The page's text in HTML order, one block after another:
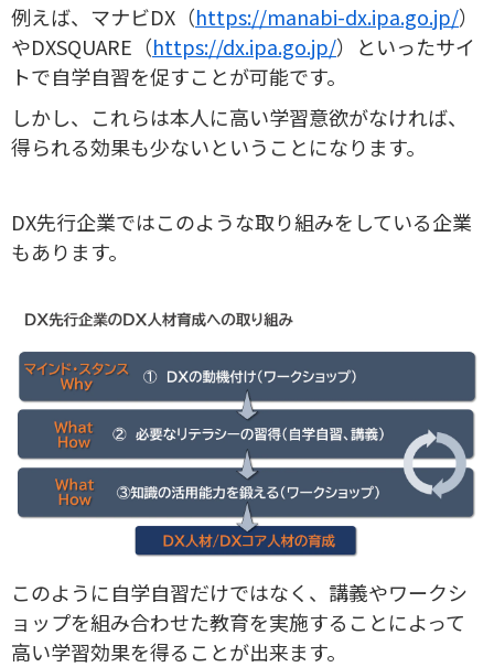
例えば、マナビDX（https://manabi-dx.ipa.go.jp/）
やDXSQUARE（https://dx.ipa.go.jp/）といったサイ
トで自学自習を促すことが可能です。
しかし、これらは本人に高い学習意欲がなければ、
得られる効果も少ないということになります。
DX先行企業ではこのような取り組みをしている企業
もあります。
このように自学自習だけではなく、講義やワークシ
ョップを組み合わせた教育を実施することによって
高い学習効果を得ることが出来ます。